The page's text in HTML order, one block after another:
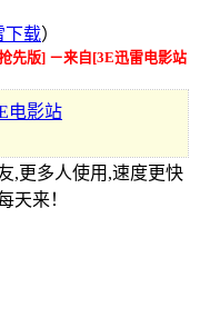
下载）
先版] －来自[3E迅雷电影站
电影站
,更多人使用,速度更快
天来！